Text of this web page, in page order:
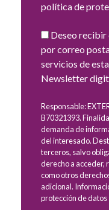
política de
Deseo
por correo
servicios de
Newsletter
Responsable:
B70321393.
demanda de
del interesado.
terceros, salvo
derecho a acceder,
como otros
adicional.
protección de datos